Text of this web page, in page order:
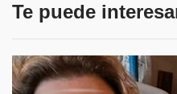
Te puede